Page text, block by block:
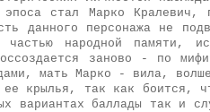
эпоса стал Марко
данного персонажа не
народной памяти,
заново - по
мать Марко - вила,
ее крылья, так как боится,
вариантах баллады так и